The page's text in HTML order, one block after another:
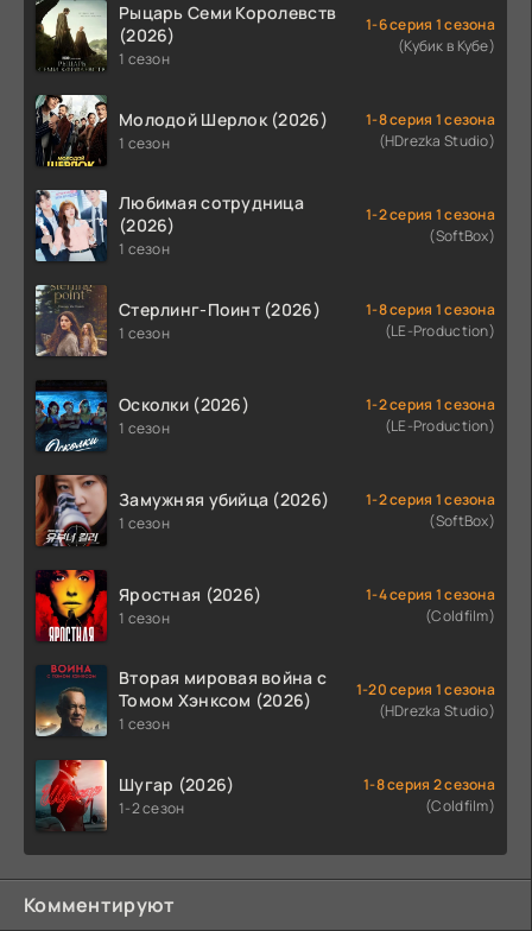
Рыцарь Семи Королевств
(2026)
1 сезон
1-6 серия 1 сезона
(Кубик в Кубе)
Молодой Шерлок (2026)
1 сезон
1-8 серия 1 сезона
(HDrezka Studio)
Любимая сотрудница
(2026)
1 сезон
1-2 серия 1 сезона
(SoftBox)
Стерлинг-Поинт (2026)
1 сезон
1-8 серия 1 сезона
(LE-Production)
Осколки (2026)
1 сезон
1-2 серия 1 сезона
(LE-Production)
Замужняя убийца (2026)
1 сезон
1-2 серия 1 сезона
(SoftBox)
Яростная (2026)
1 сезон
1-4 серия 1 сезона
(Coldfilm)
Вторая мировая война с
Томом Хэнксом (2026)
1 сезон
1-20 серия 1 сезона
(HDrezka Studio)
Шугар (2026)
1-2 сезон
1-8 серия 2 сезона
(Coldfilm)
Комментируют